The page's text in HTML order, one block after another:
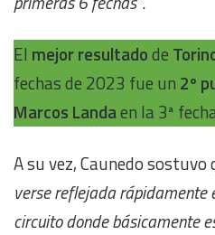
El mejor resultadode
fechas de 2023 fue un 2º
Marcos Landaen la 3ª
A su vez, Caunedo sostuvo
verse reflejada rápidamente
circuito donde básicamente